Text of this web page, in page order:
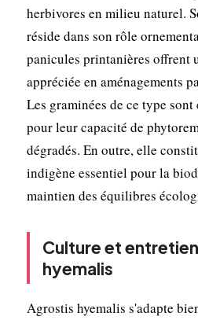
herbivores en milieu naturel.
réside dans son rôle
panicules printanières offrent
appréciée en aménagements
Les graminées de ce type
pour leur capacité de
dégradés. En outre, elle
indigène essentiel pour la
maintien des équilibres
Culture et
hyemalis
Agrostis hyemalis s'adapte